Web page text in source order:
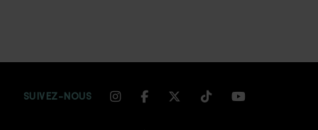
SUIVEZ-NOUS INSTAGRAM CHANNEL LINK
FACEBOOK CHANNEL LINK
TWITTER CHANNEL
TIKTOKYOUTUBE